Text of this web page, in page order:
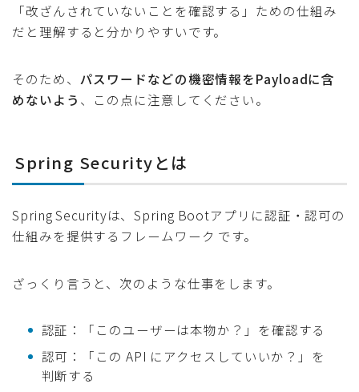
「改ざんされていないことを確認する」ための仕組み
だと理解すると分かりやすいです。
そのため、 パスワードなどの機密情報をPayloadに含
めないよう 、この点に注意してください。
Spring Securityとは
Spring Securityは、Spring Bootアプリに認証・認可の
仕組みを提供するフレームワーク です。
ざっくり言うと、次のような仕事をします。
認証：「このユーザーは本物か？」を確認する
認可：「この API にアクセスしていいか？」を
判断する